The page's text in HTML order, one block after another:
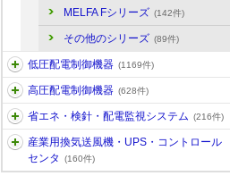
MELFA Fシリーズ (142件)
その他のシリーズ (89件)
低圧配電制御機器 (1169件)
高圧配電制御機器 (628件)
省エネ・検針・配電監視システム (216件)
産業用換気送風機・UPS・コントロール
センタ
(160件)